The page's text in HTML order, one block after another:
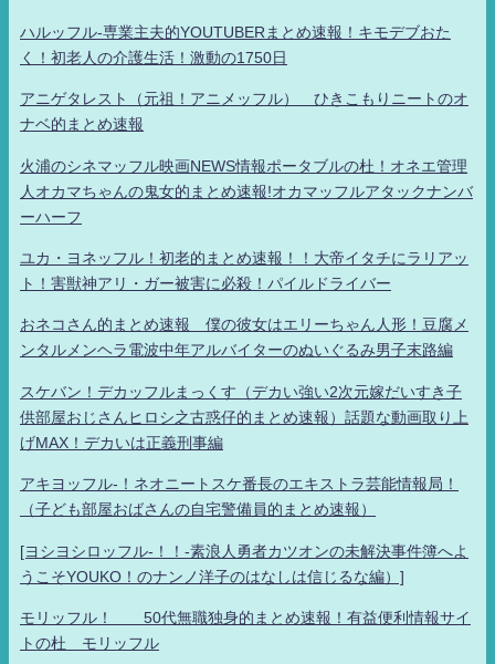
ハルッフル-専業主夫的YOUTUBERまとめ速報！キモデブおた
く！初老人の介護生活！激動の1750日
アニゲタレスト（元祖！アニメッフル） ひきこもりニートのオ
ナベ的まとめ速報
火浦のシネマッフル映画NEWS情報ポータブルの杜！オネエ管理
人オカマちゃんの鬼女的まとめ速報!オカマッフルアタックナンバ
ーハーフ
ユカ・ヨネッフル！初老的まとめ速報！！大帝イタチにラリアッ
ト！害獣神アリ・ガー被害に必殺！パイルドライバー
おネコさん的まとめ速報 僕の彼女はエリーちゃん人形！豆腐メ
ンタルメンヘラ電波中年アルバイターのぬいぐるみ男子末路編
スケバン！デカッフルまっくす（デカい強い2次元嫁だいすき子
供部屋おじさんヒロシ之古惑仔的まとめ速報）話題な動画取り上
げMAX！デカいは正義刑事編
アキヨッフル-！ネオニートスケ番長のエキストラ芸能情報局！
（子ども部屋おばさんの自宅警備員的まとめ速報）
[ヨシヨシロッフル-！！-素浪人勇者カツオンの未解決事件簿へよ
うこそYOUKO！のナンノ洋子のはなしは信じるな編）]
モリッフル！ 50代無職独身的まとめ速報！有益便利情報サイ
トの杜 モリッフル